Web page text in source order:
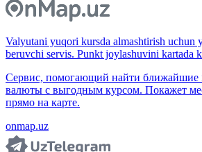
Valyutani yuqori kursda almashtirish uchun
beruvchi servis. Punkt joylashuvini kartada
Сервис, помогающий найти ближайшие
валюты с выгодным курсом. Покажет
прямо на карте.
onmap.uz